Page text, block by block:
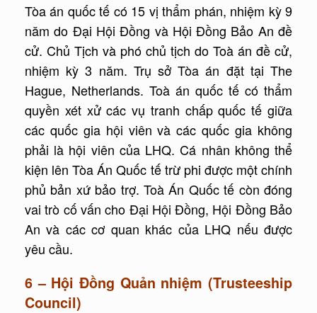
Tòa án quốc tế có 15 vị thẩm phán, nhiệm kỳ 9
năm do Đại Hội Đồng và Hội Đồng Bảo An đề
cử. Chủ Tịch và phó chủ tịch do Toà án đề cử,
nhiệm kỳ 3 năm. Trụ sở Tòa án đặt tại The
Hague, Netherlands. Toà án quốc tế có thẩm
quyền xét xử các vụ tranh chấp quốc tế giữa
các quốc gia hội viên và các quốc gia không
phải là hội viên của LHQ. Cá nhân không thể
kiện lên Tòa Án Quốc tế trừ phi được một chính
phủ bản xứ bảo trợ. Toà Án Quốc tế còn đóng
vai trò cố vấn cho Đại Hội Đồng, Hội Đồng Bảo
An và các cơ quan khác của LHQ nếu được
yêu cầu.
6 – Hội Đồng Quản nhiệm (Trusteeship
Council)